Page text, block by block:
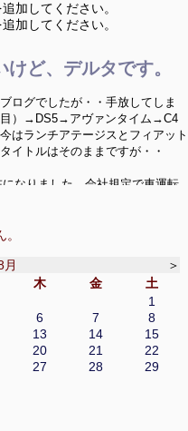
ど、デルタです。
ログでしたが・・手放してしま
目）→DS5→アヴァンタイム→C4
はランチアテージスとフィアット
イトルはそのままですが・・
なりました。会社規定で車運転
来ないか、色々と模索していきた
ネタ等でお送りしてます。
月
＞
木 金
土
1
6 7
8
13 14
15
20 21
22
27 28
29